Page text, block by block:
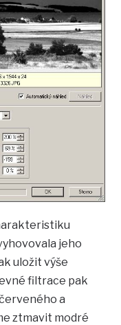
jeho
uložit výše
filtrace pak
a
ztmavit modré